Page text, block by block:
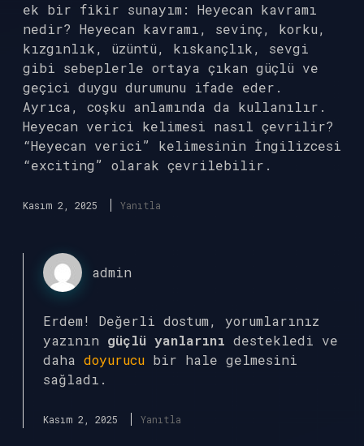
ek bir fikir sunayım: Heyecan kavramı
nedir? Heyecan kavramı, sevinç, korku,
kızgınlık, üzüntü, kıskançlık, sevgi
gibi sebeplerle ortaya çıkan güçlü ve
geçici duygu durumunu ifade eder.
Ayrıca, coşku anlamında da kullanılır.
Heyecan verici kelimesi nasıl çevrilir?
“Heyecan verici” kelimesinin İngilizcesi
“exciting” olarak çevrilebilir.
Kasım 2, 2025 Yanıtla
admin
Erdem! Değerli dostum, yorumlarınız
yazının güçlü yanlarını destekledi ve
daha doyurucu bir hale gelmesini
sağladı.
Kasım 2, 2025 Yanıtla